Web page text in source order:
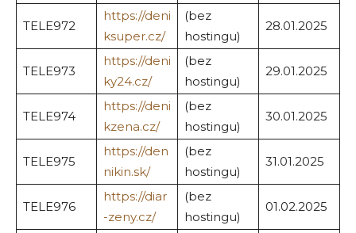
TELE972
https://deni
ksuper.cz/
(bez
hostingu)
28.01.2025
TELE973
https://deni
ky24.cz/
(bez
hostingu)
29.01.2025
TELE974
https://deni
kzena.cz/
(bez
hostingu)
30.01.2025
TELE975
https://den
nikin.sk/
(bez
hostingu)
31.01.2025
TELE976
https://diar
-zeny.cz/
(bez
hostingu)
01.02.2025